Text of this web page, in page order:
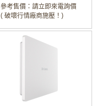
參考售價：請立即來電詢價
( 破壞行情廠商施壓！)